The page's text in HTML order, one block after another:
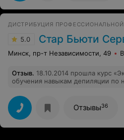
5.0 Стар Бьюти
Минск, пр-т Независимости, 49
Отзыв. 18.10.2014 прошла курс
обучения навыкам депиляции по
центре. Информация, заявленная
это будет «исключительно
оказалась правдой!!!
центре: во-первых, это обучение
преподавателя по депиляции
Отзывы36